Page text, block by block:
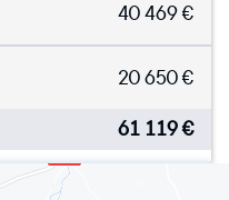
40 469€
20 650€
61 119€